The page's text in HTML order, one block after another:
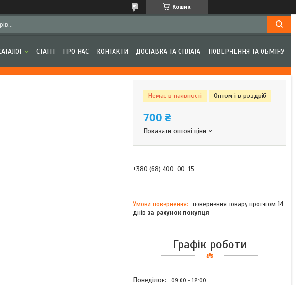
Кошик
СТАТТІ ПРО НАС КОНТАКТИ ДОСТАВКА ТА ОПЛАТА ПОВЕРНЕННЯ ТА ОБМІНУ
Немає в наявності Оптом і в роздріб
700 ₴
Показати оптові ціни
+380 (68) 400-00-15
повернення товару протягом 14
днів за рахунок покупця
Графік роботи
Понеділок 09:00 18:00